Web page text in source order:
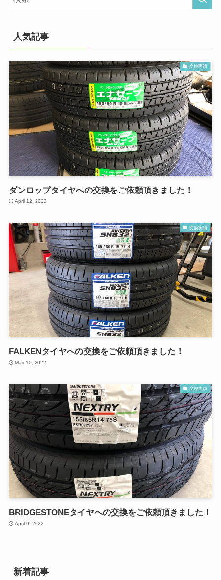
人気記事
交換実績
ダンロップタイヤへの交換をご依頼頂きました！
April 12, 2022
交換実績
FALKENタイヤへの交換をご依頼頂きました！
May 10, 2022
交換実績
BRIDGESTONEタイヤへの交換をご依頼頂きました！
April 9, 2022
新着記事